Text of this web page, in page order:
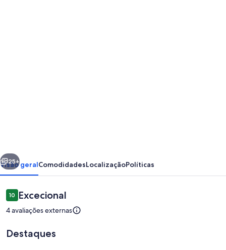
one
room
in
Monsaraz
Seguinte
25+
Visão geralComodidadesLocalizaçãoPolíticas
Avaliações
1010 em 10
Excecional
4 avaliações externas
Destaques